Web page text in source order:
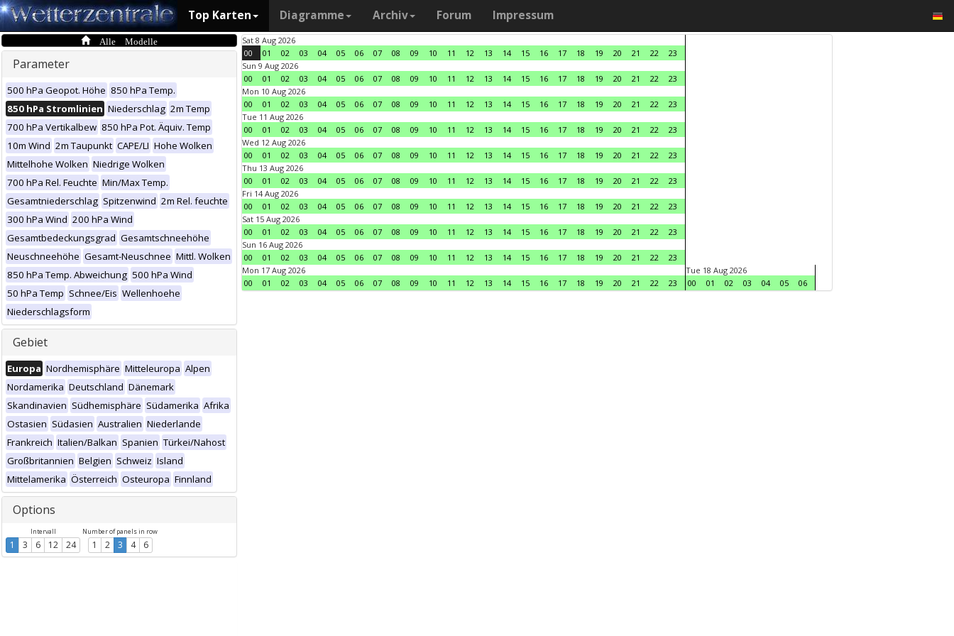
Top Karten Diagramme Archiv Forum Impressum
Alle Modelle
Parameter
500 hPa Geopot. Höhe 850 hPa Temp.
850 hPa Stromlinien Niederschlag 2m Temp
700 hPa Vertikalbew 850 hPa Pot. Äquiv. Temp
10m Wind 2m Taupunkt CAPE/LI Hohe Wolken
Mittelhohe Wolken Niedrige Wolken
700 hPa Rel. Feuchte Min/Max Temp.
Gesamtniederschlag Spitzenwind 2m Rel. feuchte
300 hPa Wind 200 hPa Wind
Gesamtbedeckungsgrad Gesamtschneehöhe
Neuschneehöhe Gesamt-Neuschnee Mittl. Wolken
850 hPa Temp. Abweichung 500 hPa Wind
50 hPa Temp Schnee/Eis Wellenhoehe
Niederschlagsform
Gebiet
Europa Nordhemisphäre Mitteleuropa Alpen
Nordamerika Deutschland Dänemark
Skandinavien Südhemisphäre Südamerika Afrika
Ostasien Südasien Australien Niederlande
Frankreich Italien/Balkan Spanien Türkei/Nahost
Großbritannien Belgien Schweiz Island
Mittelamerika Österreich Osteuropa Finnland
Options
Intervall
1 3 6 12 24
Number of panels in row
1 2 3 4 6
Sat 8 Aug 2026
00
01 02 03 04 05 06 07 08 09 10 11 12 13 14 15 16 17 18 19 20 21 22
23
Sun 9 Aug 2026
00
01 02 03 04 05 06 07 08 09 10 11 12 13 14 15 16 17 18 19 20 21 22
23
Mon 10 Aug 2026
00
01 02 03 04 05 06 07 08 09 10 11 12 13 14 15 16 17 18 19 20 21 22
23
Tue 11 Aug 2026
00
01 02 03 04 05 06 07 08 09 10 11 12 13 14 15 16 17 18 19 20 21 22
23
Wed 12 Aug 2026
00
01 02 03 04 05 06 07 08 09 10 11 12 13 14 15 16 17 18 19 20 21 22
23
Thu 13 Aug 2026
00
01 02 03 04 05 06 07 08 09 10 11 12 13 14 15 16 17 18 19 20 21 22
23
Fri 14 Aug 2026
00
01 02 03 04 05 06 07 08 09 10 11 12 13 14 15 16 17 18 19 20 21 22
23
Sat 15 Aug 2026
00
01 02 03 04 05 06 07 08 09 10 11 12 13 14 15 16 17 18 19 20 21 22
23
Sun 16 Aug 2026
00
01 02 03 04 05 06 07 08 09 10 11 12 13 14 15 16 17 18 19 20 21 22
23
Mon 17 Aug 2026
00
01 02 03 04 05 06 07 08 09 10 11 12 13 14 15 16 17 18 19 20 21 22 23
Tue 18 Aug 2026
00
01 02 03 04 05 06